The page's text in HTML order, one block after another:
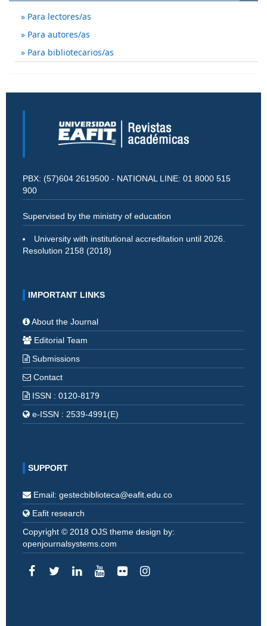
Para lectores/as
Para autores/as
Para bibliotecarios/as
PBX: (57)604 2619500 - NATIONAL LINE: 01 8000 515
900
Supervised by the ministry of education
University with institutional accreditation until 2026.
Resolution 2158 (2018)
IMPORTANT LINKS
About the Journal
Editorial Team
Submissions
Contact
ISSN : 0120-8179
e-ISSN : 2539-4991(E)
SUPPORT
Email: gestecbiblioteca@eafit.edu.co
Eafit research
Copyright © 2018 OJS theme design by:
openjournalsystems.com